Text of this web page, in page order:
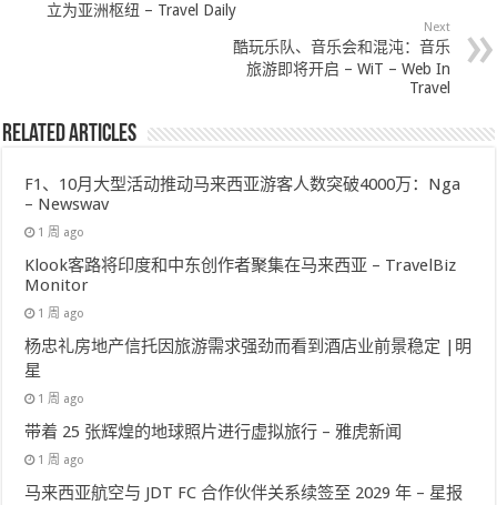
立为亚洲枢纽 – Travel Daily
Next
酷玩乐队、音乐会和混沌：音乐
旅游即将开启 – WiT – Web In
Travel
Related Articles
F1、10月大型活动推动马来西亚游客人数突破4000万：Nga
– Newswav
1 周 ago
Klook客路将印度和中东创作者聚集在马来西亚 – TravelBiz
Monitor
1 周 ago
杨忠礼房地产信托因旅游需求强劲而看到酒店业前景稳定 |明
星
1 周 ago
带着 25 张辉煌的地球照片进行虚拟旅行 – 雅虎新闻
1 周 ago
马来西亚航空与 JDT FC 合作伙伴关系续签至 2029 年 – 星报